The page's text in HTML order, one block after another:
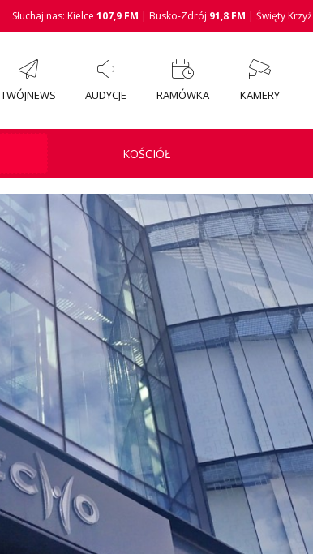
Słuchaj nas: Kielce 107,9 FM | Busko-Zdrój 91,8 FM | Święty Krzyż
TWÓJNEWS AUDYCJE RAMÓWKA KAMERY
KOŚCIÓŁ